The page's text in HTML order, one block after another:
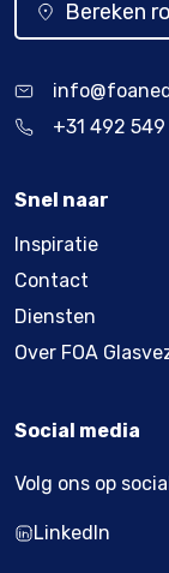
Bereken
+31 492 549
Snel naar
Inspiratie
Contact
Diensten
Over FOA
Social media
Volg ons op
LinkedIn